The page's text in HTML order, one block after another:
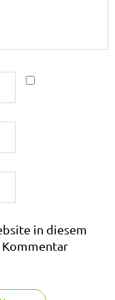
in diesem